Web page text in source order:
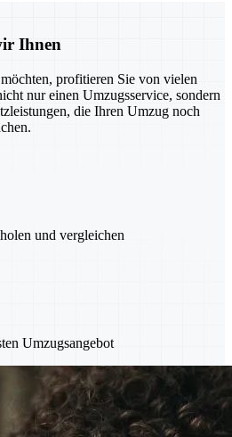
Ihnen
profitieren Sie von vielen
nur einen Umzugsservice, sondern
die Ihren Umzug noch
und vergleichen
Umzugsangebot